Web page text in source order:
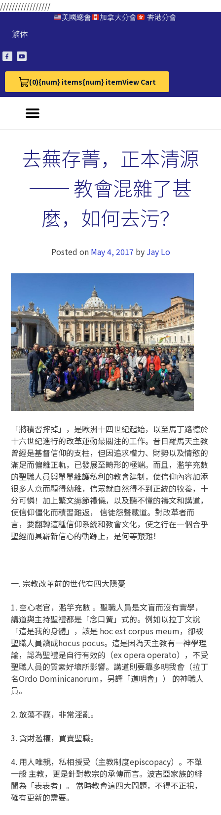
/////////////////
美國總會 加拿大分會 香港分會
繁体
(0)
View Cart 0{num} items{num} itemView Cart
去蕪存菁，正本清源
── 教會混雜了甚
麼，如何去污？
Posted on May 4, 2017 by Jay Lo
「將積習摔掉」，是歐洲十四世紀起始，以至馬丁路德於
十六世紀進行的改革運動最關注的工作。昔日羅馬天主教
曾經是基督信仰的支柱，但因追求權力、財勢以及情慾的
滿足而偏離正軌，已發展至畸形的極端。而且，濫竽充數
的聖職人員與單單維護私利的教會建制，使信仰內容加添
很多人意而顯得幼稚，信眾就自然得不到正統的牧養，十
分可憐！加上繁文縟節禮儀，以及聽不懂的禱文和講道，
使信仰僵化而積習難返， 信徒怨聲載道。對改革者而
言，要翻轉這種信仰系統和教會文化，使之行在一個合乎
聖經而具嶄新信心的軌跡上，是何等艱難！
一. 宗教改革前的世代有四大隱憂
1. 空心老官，濫竽充數 。聖職人員是文盲而沒有實學，
講道與主持聖禮都是「念口簧」式的。例如以拉丁文說
「這是我的身體」，該是 hoc est corpus meum，卻被
聖職人員讀成hocus pocus。這是因為天主教有一神學理
論，認為聖禮是自行有效的（ex opera operato），不受
聖職人員的質素好壞所影響。講道則要靠多明我會（拉丁
名Ordo Dominicanorum，另譯「道明會」） 的神職人
員。
2. 放蕩不覊，非常淫亂。
3. 貪財濫權，買賣聖職。
4. 用人唯親，私相授受（主教制度episcopacy）。不單
一般 主教，更是針對教宗的承傳而言。波吉亞家族的緋
聞為「表表者」。 當時教會這四大問題，不得不正視，
確有更新的需要。